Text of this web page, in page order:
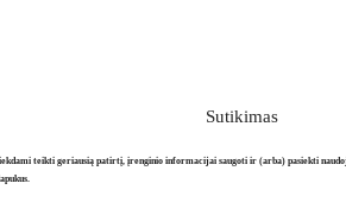
Sutikimas
teikti geriausią patirtį, įrenginio informacijai saugoti ir (arba) pasiekti